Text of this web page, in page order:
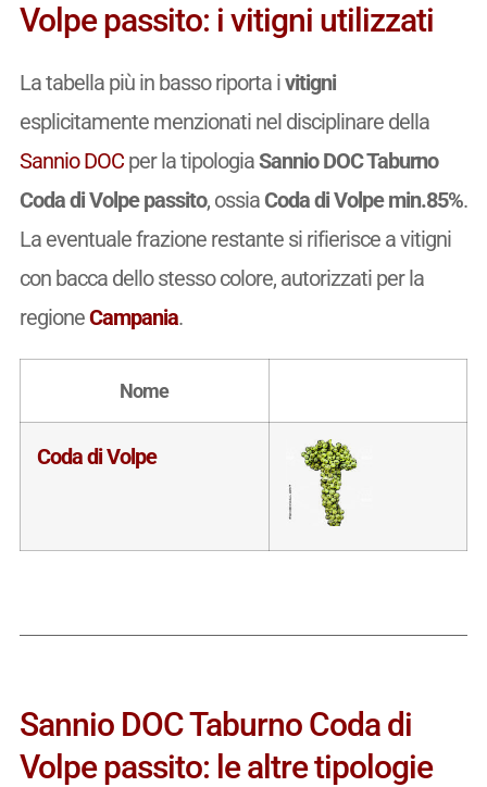
Volpe passito: i vitigni utilizzati
La tabella più in basso riporta ivitigni
esplicitamente menzionati nel disciplinare della
Sannio DOCper la tipologiaSannio DOC Taburno
Coda di Volpe passito, ossia Coda di Volpe min.85%.
La eventuale frazione restante si rifierisce a vitigni
con bacca dello stesso colore, autorizzati per la
regioneCampania.
Nome
Coda di Volpe
Sannio DOC Taburno Coda di
Volpe passito: le altre tipologie